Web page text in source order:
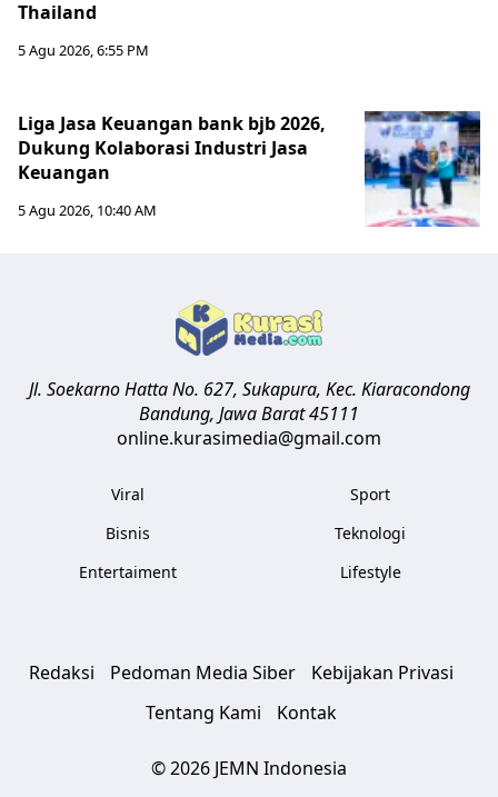
Thailand
5 Agu 2026, 6:55 PM
Liga Jasa Keuangan bank bjb 2026,
Dukung Kolaborasi Industri Jasa
Keuangan
5 Agu 2026, 10:40 AM
Jl. Soekarno Hatta No. 627, Sukapura, Kec. Kiaracondong
Bandung, Jawa Barat45111
online.kurasimedia@gmail.com
Viral
Bisnis
Entertaiment
Sport
Teknologi
Lifestyle
Redaksi Pedoman Media Siber
Kebijakan Privasi
Tentang Kami
Kontak
© 2026 JEMN Indonesia